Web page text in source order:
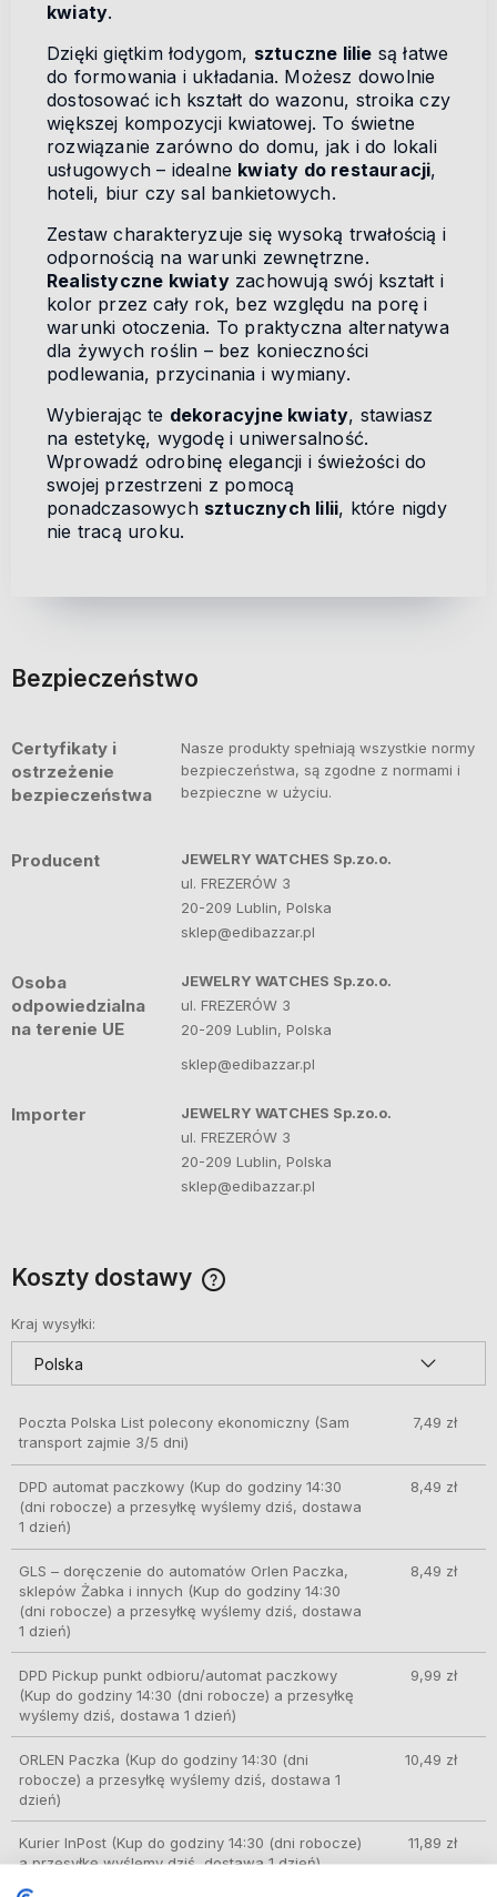
kwiaty.
Dzięki giętkim łodygom, sztuczne lilie są łatwe
do formowania i układania. Możesz dowolnie
dostosować ich kształt do wazonu, stroika czy
większej kompozycji kwiatowej. To świetne
rozwiązanie zarówno do domu, jak i do lokali
usługowych – idealne kwiaty do restauracji,
hoteli, biur czy sal bankietowych.
Zestaw charakteryzuje się wysoką trwałością i
odpornością na warunki zewnętrzne.
Realistyczne kwiatyzachowują swój kształt i
kolor przez cały rok, bez względu na porę i
warunki otoczenia. To praktyczna alternatywa
dla żywych roślin – bez konieczności
podlewania, przycinania i wymiany.
Wybierając te dekoracyjne kwiaty, stawiasz
na estetykę, wygodę i uniwersalność.
Wprowadź odrobinę elegancji i świeżości do
swojej przestrzeni z pomocą
ponadczasowych sztucznych lilii, które nigdy
nie tracą uroku.
Bezpieczeństwo
Certyfikaty i
ostrzeżenie
bezpieczeństwa
Nasze produkty spełniają wszystkie normy
bezpieczeństwa, są zgodne z normami i
bezpieczne w użyciu.
Producent
JEWELRY WATCHES Sp.zo.o.
ul. FREZERÓW 3
20-209 Lublin, Polska
sklep@edibazzar.pl
Osoba
odpowiedzialna
na terenie UE
JEWELRY WATCHES Sp.zo.o.
ul. FREZERÓW 3
20-209 Lublin, Polska
sklep@edibazzar.pl
Importer
JEWELRY WATCHES Sp.zo.o.
ul. FREZERÓW 3
20-209 Lublin, Polska
sklep@edibazzar.pl
Koszty dostawy
Kraj wysyłki:
Poczta Polska List polecony ekonomiczny (Sam
transport zajmie 3/5 dni)
7,49 zł
DPD automat paczkowy(Kup do godziny 14:30
(dni robocze) a przesyłkę wyślemy dziś, dostawa
1 dzień)
8,49 zł
GLS – doręczenie do automatów Orlen Paczka,
sklepów Żabka i innych (Kup do godziny 14:30
(dni robocze) a przesyłkę wyślemy dziś, dostawa
1 dzień)
8,49 zł
DPD Pickup punkt odbioru/automat paczkowy
(Kup do godziny 14:30 (dni robocze) a przesyłkę
wyślemy dziś, dostawa 1 dzień)
9,99 zł
ORLEN Paczka (Kup do godziny 14:30 (dni
robocze) a przesyłkę wyślemy dziś, dostawa 1
dzień)
10,49 zł
Kurier InPost(Kup do godziny 14:30 (dni robocze)
a przesyłkę wyślemy dziś, dostawa 1 dzień)
11,89 zł